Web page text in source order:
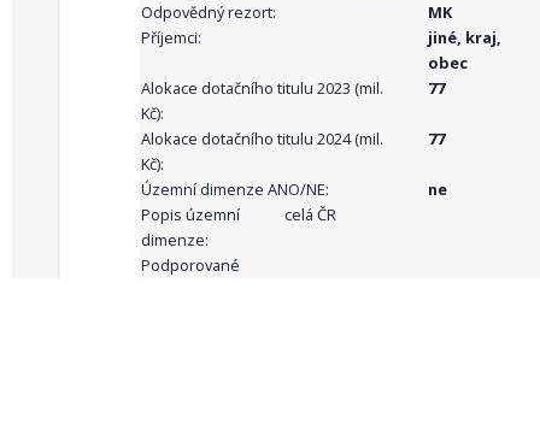
Odpovědný rezort:
MK
Příjemci:
jiné, kraj,
obec
Alokace dotačního titulu 2023 (mil.
Kč):
77
Alokace dotačního titulu 2024 (mil.
Kč):
77
Územní dimenze ANO/NE:
ne
Popis územní
dimenze:
celá ČR
Podporované